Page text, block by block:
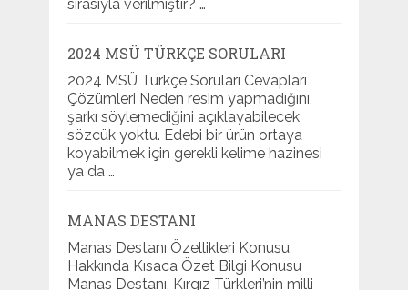
sırasıyla verilmiştir? …
2024 MSÜ TÜRKÇE SORULARI
2024 MSÜ Türkçe Soruları Cevapları
Çözümleri Neden resim yapmadığını,
şarkı söylemediğini açıklayabilecek
sözcük yoktu. Edebi bir ürün ortaya
koyabilmek için gerekli kelime hazinesi
ya da …
MANAS DESTANI
Manas Destanı Özellikleri Konusu
Hakkında Kısaca Özet Bilgi Konusu
Manas Destanı, Kırgız Türkleri’nin milli